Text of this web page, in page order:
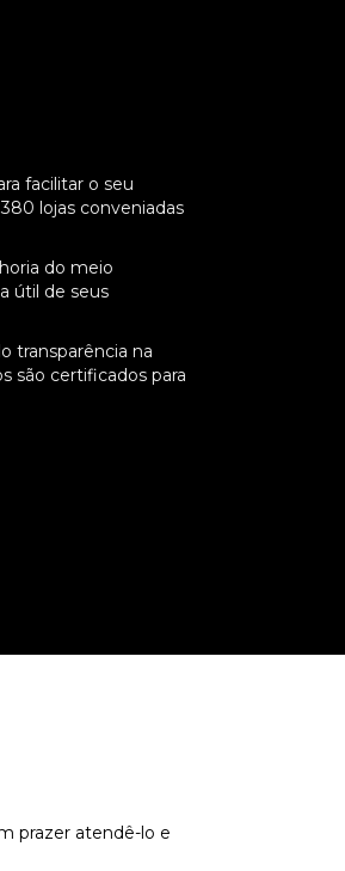
facilitar o seu
lojas conveniadas
do meio
útil de seus
transparência na
são certificados para
prazer atendê-lo e